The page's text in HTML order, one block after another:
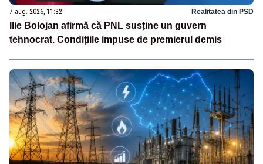
7 aug. 2026, 11:32 Realitatea din PSD
Ilie Bolojan afirmă că PNL susține un guvern
tehnocrat. Condițiile impuse de premierul demis